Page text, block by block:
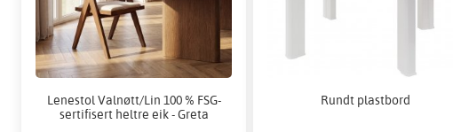
Lenestol Valnøtt/Lin 100 % FSG-
sertifisert heltre eik - Greta
Rundt plastbord